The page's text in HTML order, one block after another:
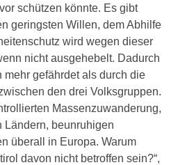
schützen könnte. Es gibt
geringsten Willen, dem Abhilfe
wird wegen dieser
nicht ausgehebelt. Dadurch
mehr gefährdet als durch die
den drei Volksgruppen.
Massenzuwanderung,
Ländern, beunruhigen
überall in Europa. Warum
davon nicht betroffen sein?“,